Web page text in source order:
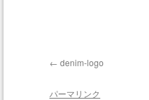
denim-logo
パーマリンク